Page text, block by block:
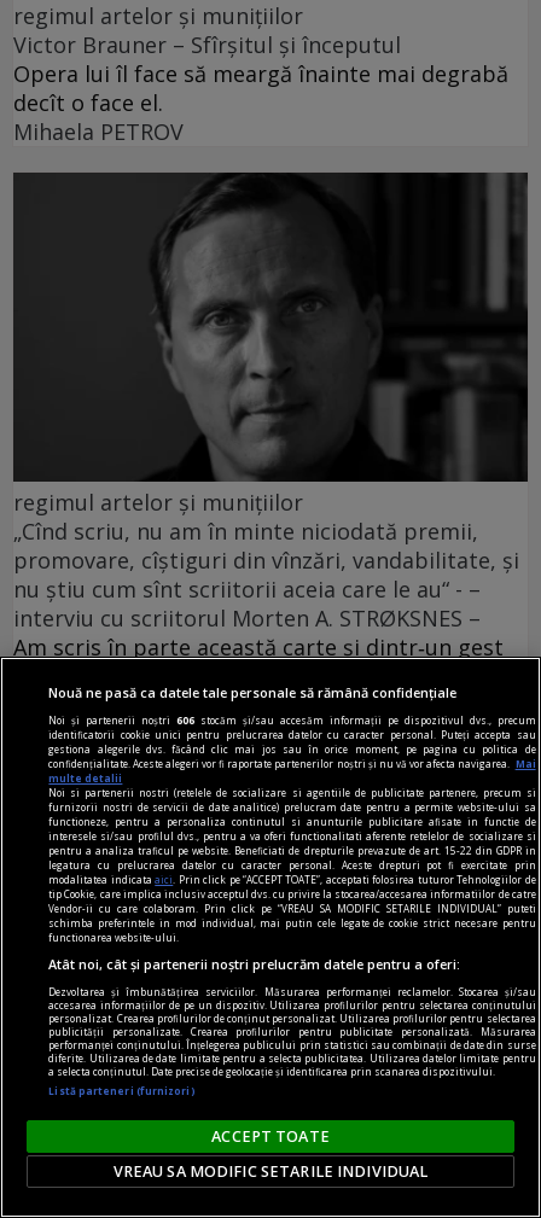
regimul artelor și munițiilor
Victor Brauner – Sfîrșitul și începutul
Opera lui îl face să meargă înainte mai degrabă
decît o face el.
Mihaela PETROV
regimul artelor și munițiilor
„Cînd scriu, nu am în minte niciodată premii,
promovare, cîștiguri din vînzări, vandabilitate, și
nu știu cum sînt scriitorii aceia care le au“ - –
interviu cu scriitorul Morten A. STRØKSNES –
Am scris în parte această carte și dintr‑un gest
Ioana MOROȘAN
regimul artelor și munițiilor
Hotarul nevăzut al pictorului – expoziție
aniversară Mihail Gavril* –
Lucrările prezente în expoziția de la Palatul
Parlamentului, Sala „Brâncuși”, au o tematică ce
Nouă ne pasă ca datele tale personale să rămână confidențiale
Noi și partenerii noștri606 stocăm și/sau accesăm informații pe dispozitivul dvs., precum
identificatorii cookie unici pentru prelucrarea datelor cu caracter personal. Puteți accepta sau
gestiona alegerile dvs. făcând clic mai jos sau în orice moment, pe pagina cu politica de
confidențialitate. Aceste alegeri vor fi raportate partenerilor noștri și nu vă vor afecta navigarea.
Mai
multe detalii
Noi si partenerii nostri (retelele de socializare si agentiile de publicitate partenere, precum si
furnizorii nostri de servicii de date analitice) prelucram date pentru a permite website-ului sa
functioneze, pentru a personaliza continutul si anunturile publicitare afisate in functie de
interesele si/sau profilul dvs., pentru a va oferi functionalitati aferente retelelor de socializare si
pentru a analiza traficul pe website. Beneficiati de drepturile prevazute de art. 15-22 din GDPR in
legatura cu prelucrarea datelor cu caracter personal. Aceste drepturi pot fi exercitate prin
modalitatea indicataaici
. Prin click pe “ACCEPT TOATE”, acceptati folosirea tuturor Tehnologiilor de
tip Cookie, care implica inclusiv acceptul dvs. cu privire la stocarea/accesarea informatiilor de catre
Vendor-ii cu care colaboram. Prin click pe “VREAU SA MODIFIC SETARILE INDIVIDUAL” puteti
schimba preferintele in mod individual, mai putin cele legate de cookie strict necesare pentru
functionarea website-ului.
Atât noi, cât și partenerii noștri prelucrăm datele pentru a oferi:
Dezvoltarea și îmbunătățirea serviciilor. Măsurarea performanței reclamelor. Stocarea și/sau
accesarea informațiilor de pe un dispozitiv. Utilizarea profilurilor pentru selectarea conținutului
personalizat. Crearea profilurilor de conținut personalizat. Utilizarea profilurilor pentru selectarea
publicității personalizate. Crearea profilurilor pentru publicitate personalizată. Măsurarea
performanței conținutului. Înțelegerea publicului prin statistici sau combinații de date din surse
diferite. Utilizarea de date limitate pentru a selecta publicitatea. Utilizarea datelor limitate pentru
a selecta conținutul. Date precise de geolocație și identificarea prin scanarea dispozitivului.
Listă parteneri (furnizori)
ACCEPT TOATE
VREAU SA MODIFIC SETARILE INDIVIDUAL